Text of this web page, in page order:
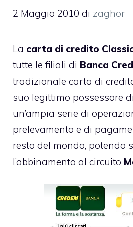
2 Maggio 2010 di zaghor
La carta di credito
tutte le filiali di Banca
tradizionale carta di
suo legittimo possessore
un’ampia serie di
prelevamento e di
resto del mondo, potendo
l’abbinamento al circuito